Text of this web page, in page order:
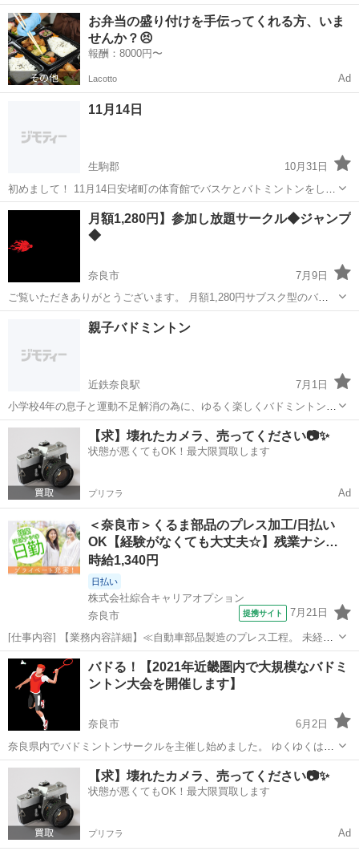
室 対象：初心者・初級者 運動不足解消！友達作り！初めての習い事に
バドミントンはいかがですか？ 当教室では、バドミントンの基礎から
丁寧に指導しま...
奈良 生駒市 バドミントン 習い事
お弁当の盛り付けを手伝ってくれる方、いま
せんか？😣
報酬：8000円〜
Lacotto Ad
11月14日
生駒郡
10月31日
初めまして！ 11月14日安堵町の体育館でバスケとバトミントンをしま
す！！ 未経験者が多数なのでワイワイ出来たらと思ってます！ 参加費
は参加者で割り勘としたいので気になる方がいらしたら連絡くださ
奈良 生駒郡 バドミントン 安堵町
月額1,280円】参加し放題サークル◆ジャンプ
◆
奈良市
7月9日
ご覧いただきありがとうございます。 月額1,280円サブスク型のバド
ミントンサークルです。 1ヶ月で4回開催しており、どこでも参加し放
題です。 8月以降、サークル人数により開催日時を増やしていくこと
奈良市 バドミントン
親子バドミントン
近鉄奈良駅
7月1日
小学校4年の息子と運動不足解消の為に、ゆるく楽しくバドミントンし
ています🎵 水曜日の夕方18時～小学校の体育館借りてます☺️ 同じよう
な方いらっしゃれば一緒にやりませんか❓❓
奈良 奈良市 近鉄奈良駅 バドミントン 小学校
【求】壊れたカメラ、売ってください📷✨
状態が悪くてもOK！最大限買取します
プリフラ Ad
＜奈良市＞くるま部品のプレス加工/日払い
OK【経験がなくても大丈夫☆】残業ナシ…
時給1,340円
日払い
株式会社綜合キャリアオプション
奈良市
提携サイト 7月21日
[仕事内容] 【業務内容詳細】≪自動車部品製造のプレス工程。 未経験
大歓迎のオシゴト♪≫ 自動車部品を製造するメーカー様でのお仕事で
す。 製造工程におけるプレス作業ををお任せします！ 作業が細かく覚
えること多く大変ではありま...
奈良 奈良市 工場
バドる！【2021年近畿圏内で大規模なバドミ
ントン大会を開催します】
奈良市
6月2日
奈良県内でバドミントンサークルを主催し始めました。 ゆくゆくは近
畿圏内で大規模なバドミントン大会を開催しようと考えています。 そ
のための第一歩として「バドる！」を創設いたしました。 将来バドミ
ントン大会の関係者...
奈良 奈良市 バドミントン
【求】壊れたカメラ、売ってください📷✨
状態が悪くてもOK！最大限買取します
プリフラ Ad